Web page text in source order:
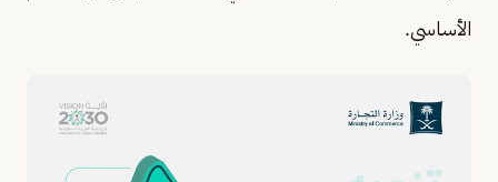
الأساسي.